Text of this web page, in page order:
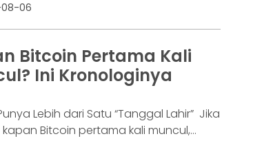
kondisi yang kita kenal sebagai
Ini bukan masalah segelintir orang.
laporan OJK dari dataindonesia.id,
macet di industri fintech tercatat
per Januari
06
Bitcoin Pertama Kali
Ini Kronologinya
Lebih dari Satu “Tanggal Lahir” Jika
Bitcoin pertama kali muncul,